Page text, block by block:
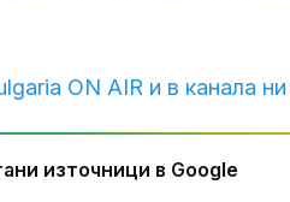
ON AIR и в канала ни
източници в Google